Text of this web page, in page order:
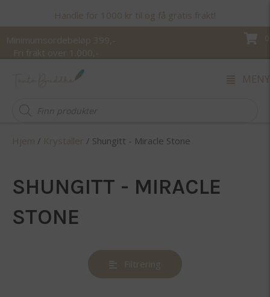
Handle for 1000 kr til og få gratis frakt!
Minimumsordebeløp 399,-
Fri frakt over 1.000,-
MENY
Products
search
Hjem / Krystaller / Shungitt - Miracle Stone
SHUNGITT - MIRACLE
STONE
Filtrering